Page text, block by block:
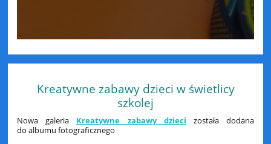
Kreatywne zabawy dzieci w świetlicy
szkolej
Nowa galeria Kreatywne zabawy dzieci została dodana
do albumu fotograficznego